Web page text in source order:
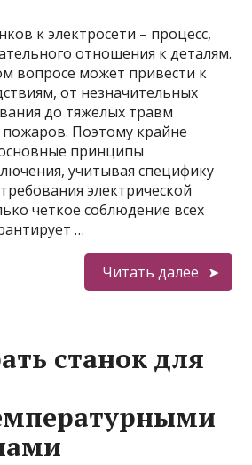
к электросети – процесс,
отношения к деталям.
вопросе может привести к
от незначительных
до тяжелых травм
Поэтому крайне
принципы
учитывая специфику
электрической
четкое соблюдение всех
…
Читать далее
станок для